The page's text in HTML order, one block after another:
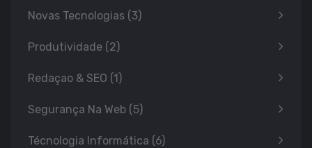
Novas Tecnologias (3)
Produtividade (2)
Redaçao & SEO (1)
Segurança Na Web (5)
Técnologia Informática (6)